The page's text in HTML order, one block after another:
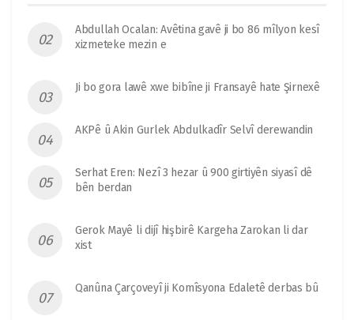
Abdullah Ocalan: Avêtina gavê ji bo 86 mîlyon kesî
xizmeteke mezin e
Ji bo gora lawê xwe bibîne ji Fransayê hate Şirnexê
AKPê û Akin Gurlek Abdulkadîr Selvî derewandin
Serhat Eren: Nezî 3 hezar û 900 girtiyên siyasî dê
bên berdan
Gerok Mayê li dijî hişbirê Kargeha Zarokan li dar
xist
Qanûna Çarçoveyî ji Komîsyona Edaletê derbas bû